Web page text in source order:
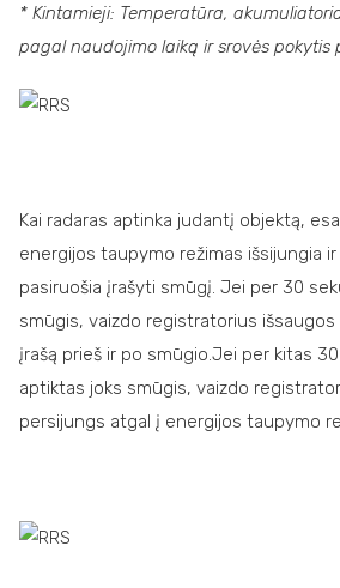
* Kintamieji: Temperatūra,
pagal naudojimo laiką ir srovės pokytis
Kai radaras aptinka judantį objektą,
energijos taupymo režimas išsijungia
pasiruošia įrašyti smūgį. Jei per 30
smūgis, vaizdo registratorius
įrašą prieš ir po smūgio.Jei per kitas
aptiktas joks smūgis, vaizdo
persijungs atgal į energijos taupymo